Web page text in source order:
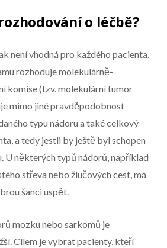
o léčbě?
není vhodná pro každého pacienta.
rozhoduje molekulárně-
komise (tzv. molekulární tumor
mimo jiné pravděpodobnost
typu nádoru a také celkový
a tedy jestli by ještě byl schopen
U některých typů nádorů, například
střeva nebo žlučových cest, má
šanci uspět.
mozku nebo sarkomů je
Cílem je vybrat pacienty, kteří